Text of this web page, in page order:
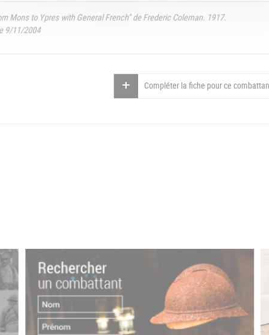
Mons to Ypres with General French" de Frederic Coleman. 1917.
9/11/2004
Compléter la fiche pour ce